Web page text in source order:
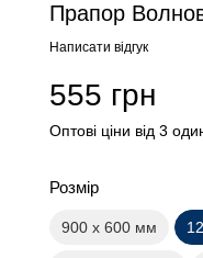
Прапор
Написати відгук
555 грн
Оптові ціни від 3
Розмір
900 х 600 мм